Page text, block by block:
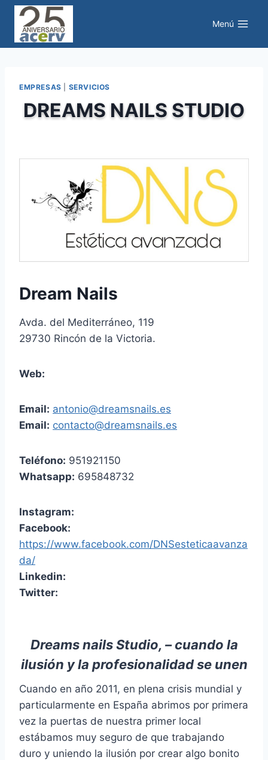
Saltar
contenido
Menú
EMPRESAS SERVICIOS
DREAMS NAILS STUDIO
Dream Nails
Avda. del Mediterráneo, 119
29730 Rincón de la Victoria.
Web:
Email: antonio@dreamsnails.es
Email: contacto@dreamsnails.es
Teléfono: 951921150
Whatsapp: 695848732
Instagram:
Facebook:
https://www.facebook.com/DNSesteticaavanza
da/
Linkedin:
Twitter:
Dreams nails Studio, – cuando la
ilusión y la profesionalidad se unen
Cuando en año 2011, en plena crisis mundial y
particularmente en España abrimos por primera
vez la puertas de nuestra primer local
estábamos muy seguro de que trabajando
duro y uniendo la ilusión por crear algo bonito